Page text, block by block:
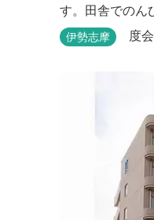
す。田舎でのん
い。
伊勢志摩 度